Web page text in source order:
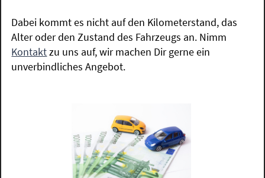
Dabei kommt es nicht auf den Kilometerstand, das
Alter oder den Zustand des Fahrzeugs an. Nimm
Kontaktzu uns auf, wir machen Dir gerne ein
unverbindliches Angebot.